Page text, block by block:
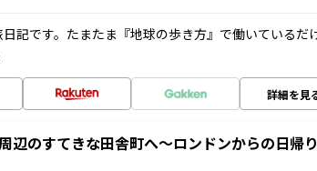
記です。たまたま『地球の歩き方』で働いているだ
詳細を見
辺のすてきな田舎町へ～ロンドンからの日帰